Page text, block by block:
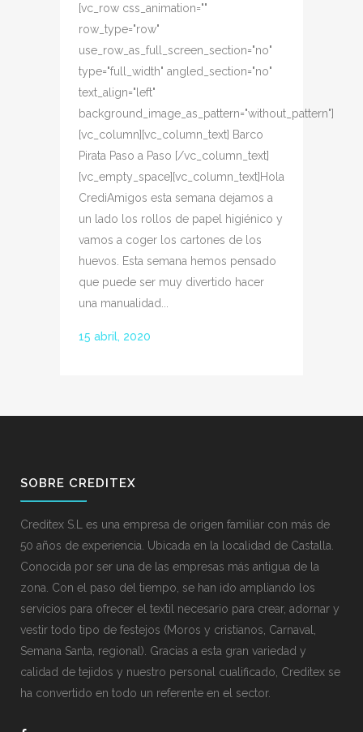
[vc_row css_animation=""
row_type="row"
use_row_as_full_screen_section="no"
type="full_width" angled_section="no"
text_align="left"
background_image_as_pattern="without_pattern"]
[vc_column][vc_column_text] Barco
Pirata Paso a Paso [/vc_column_text]
[vc_empty_space][vc_column_text]Hola
CrediAmigos esta semana dejamos a
un lado los rollos de papel higiénico y
vamos a coger los cartones de los
huevos. Esta semana hemos pensado
que puede ser muy divertido hacer
una manualidad...
15 abril, 2020
SOBRE CREDITEX
Creditex S.L es una empresa de origen familiar con más de
50 años de experiencia. Ubicada en la localidad de Castalla.
Conocida por ser una de las empresas más antigua de la
zona. Con el paso del tiempo, se han ido ampliando los
servicios para ofrecer el textil necesario para crear, adornar y
vestir todo tipo de festejos (Moros y cristianos, Carnaval,
Semana Santa, regional). Gracias a esta gran variedad y
calidad de tejidos y nuestro personal cualificado, Creditex se
ha convertido en todo un referente en el sector.